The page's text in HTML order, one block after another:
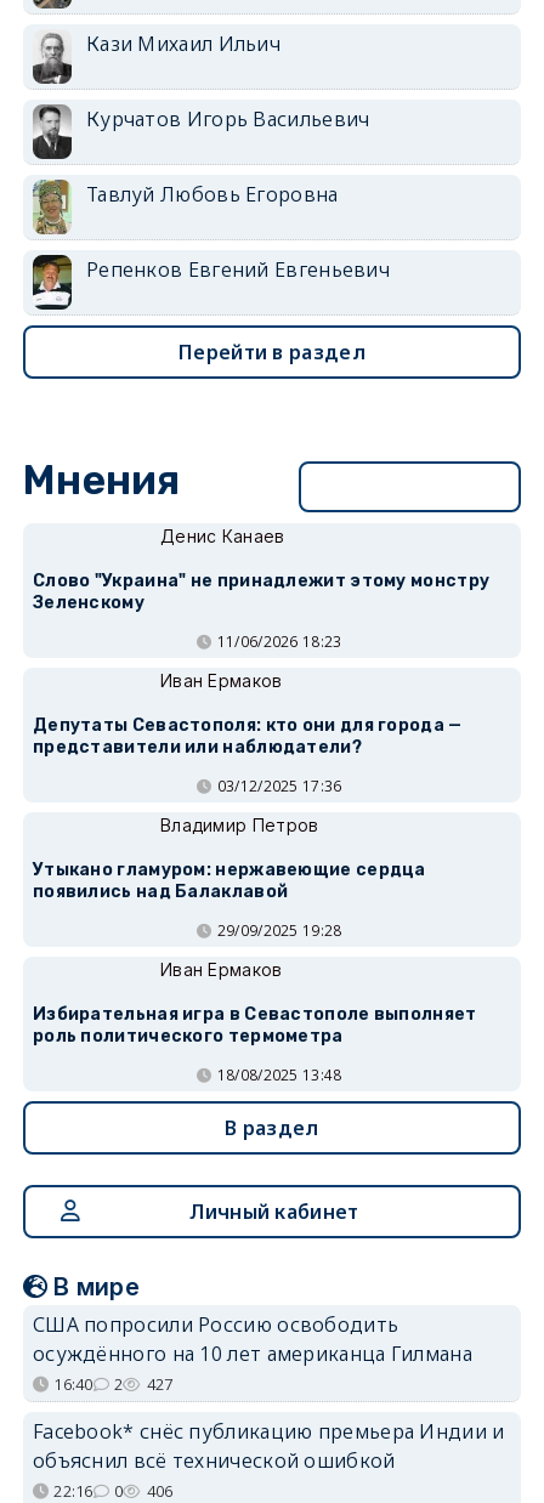
Кази Михаил Ильич
Курчатов Игорь Васильевич
Тавлуй Любовь Егоровна
Репенков Евгений Евгеньевич
Перейти в раздел
Мнения
Денис Канаев
Слово "Украина" не принадлежит этому монстру
Зеленскому
11/06/2026 18:23
Иван Ермаков
Депутаты Севастополя: кто они для города —
представители или наблюдатели?
03/12/2025 17:36
Владимир Петров
Утыкано гламуром: нержавеющие сердца
появились над Балаклавой
29/09/2025 19:28
Иван Ермаков
Избирательная игра в Севастополе выполняет
роль политического термометра
18/08/2025 13:48
В раздел
Личный кабинет
В мире
США попросили Россию освободить
осуждённого на 10 лет американца Гилмана
16:40 2 427
Facebook* снёс публикацию премьера Индии и
объяснил всё технической ошибкой
22:16 0 406